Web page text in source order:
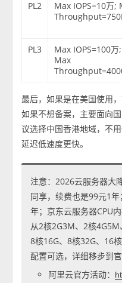
PL2
Max IOPS=10万;
PL3
Max IOPS=100万;
Max
最后，如果是在美国使用
如果不想备案，主要面向
议选择中国香港地域，不
延迟低速度更快。
注意：2026云服务器大
同享，续费也是99元1
年；京东云服务器CPU
从2核2G3M、2核4G5M
8核16G、8核32G、16
配置可选，详细移步到官
阿里云官方活动：